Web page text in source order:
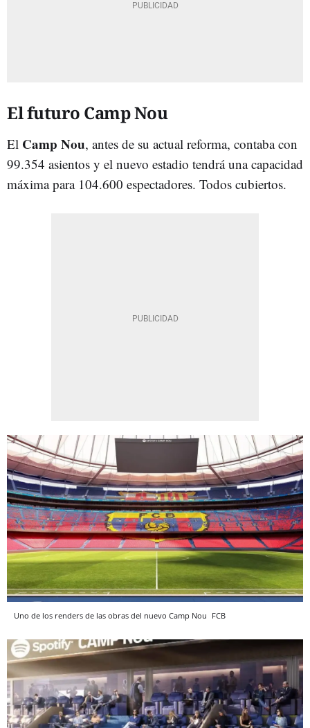
El futuro Camp Nou
El Camp Nou, antes de su actual reforma, contaba con
99.354 asientos y el nuevo estadio tendrá una capacidad
máxima para 104.600 espectadores. Todos cubiertos.
Uno de los renders de las obras del nuevo Camp Nou FCB